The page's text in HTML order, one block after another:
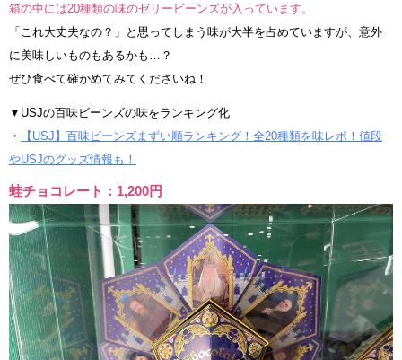
箱の中には20種類の味のゼリービーンズが入っています。
「これ大丈夫なの？」と思ってしまう味が大半を占めていますが、意外
に美味しいものもあるかも…？
ぜひ食べて確かめてみてくださいね！
▼USJの百味ビーンズの味をランキング化
・
【USJ】百味ビーンズまずい順ランキング！全20種類を味レポ！値段
やUSJのグッズ情報も！
蛙チョコレート：1,200円